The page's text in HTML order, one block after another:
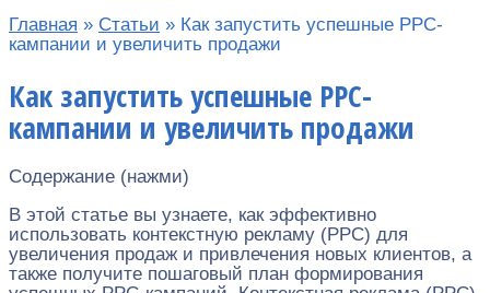
Главная » Статьи » Как запустить успешные PPC-
кампании и увеличить продажи
Как запустить успешные PPC-
кампании и увеличить продажи
Содержание (нажми)
В этой статье вы узнаете, как эффективно
использовать контекстную рекламу (PPC) для
увеличения продаж и привлечения новых клиентов, а
также получите пошаговый план формирования